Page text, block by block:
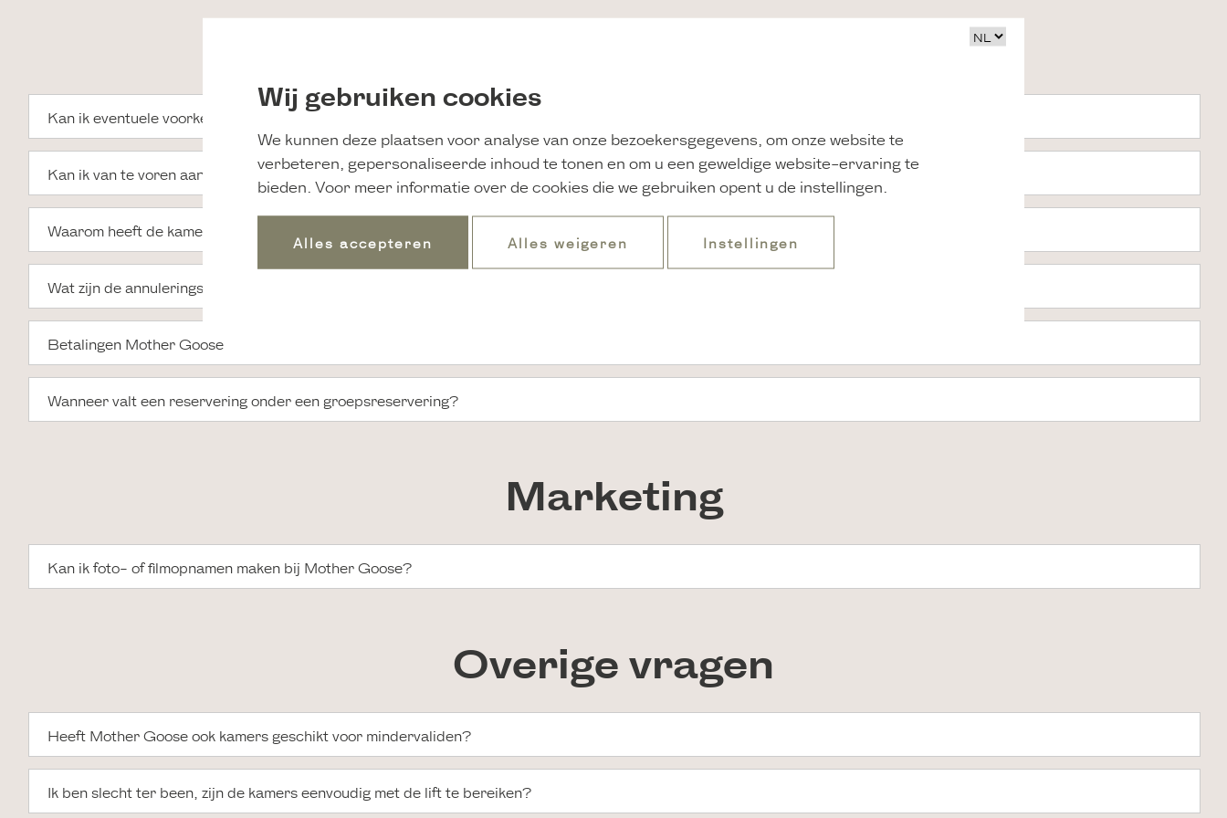
Kan ik eventuele voorkeuren bij mijn reservering noteren en er vanuit gaan dat ze ook worden gehonoreerd?
Kan ik van te voren aangeven welke etage mijn voorkeur heeft?
Waarom heeft de kamer die ik wil boeken verschillende prijzen per nacht?
Wat zijn de annuleringsvoorwaarden?
Betalingen Mother Goose
Wanneer valt een reservering onder een groepsreservering?
Marketing
Kan ik foto- of filmopnamen maken bij Mother Goose?
Overige vragen
Heeft Mother Goose ook kamers geschikt voor mindervaliden?
Ik ben slecht ter been, zijn de kamers eenvoudig met de lift te bereiken?
Wij gebruiken cookies
We kunnen deze plaatsen voor analyse van onze bezoekersgegevens, om onze website te
verbeteren, gepersonaliseerde inhoud te tonen en om u een geweldige website-ervaring te
bieden. Voor meer informatie over de cookies die we gebruiken opent u de instellingen.
Alles accepteren Alles weigeren Instellingen